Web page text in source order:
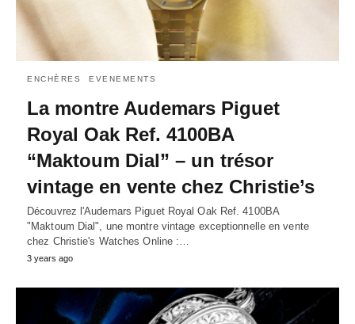
ENCHÈRES EVENEMENTS
La montre Audemars Piguet
Royal Oak Ref. 4100BA
“Maktoum Dial” – un trésor
vintage en vente chez Christie’s
Découvrez l'Audemars Piguet Royal Oak Ref. 4100BA
"Maktoum Dial", une montre vintage exceptionnelle en vente
chez Christie's Watches Online :…
3 years ago